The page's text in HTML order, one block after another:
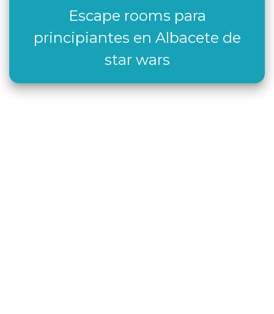
Escape rooms para
principiantes en Albacete de
star wars